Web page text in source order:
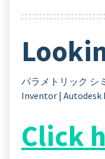
パラメトリック シ
Inventor | Autodesk
Click